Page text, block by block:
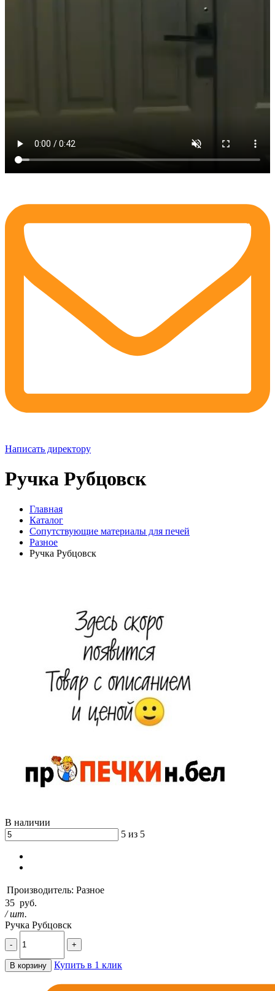
Написать директору
Ручка Рубцовск
Главная
Каталог
Сопутствующие материалы для печей
Разное
Ручка Рубцовск
В наличии
5 из 5
Производитель: Разное
35 руб.
/ шт.
Ручка Рубцовск
- +
В корзину Купить в 1 клик